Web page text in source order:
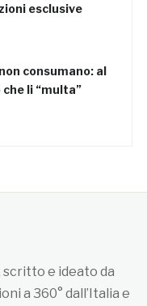
esclusive
consumano: al
li “multa”
e ideato da
a 360° dall’Italia e